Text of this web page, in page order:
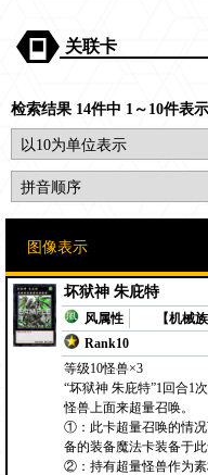
关联卡
检索结果 14件中 1～10件表示
坏狱神 朱庇特
风属性
【机械
Rank10
等级10怪兽×3
“坏狱神 朱庇特”1回合1
怪兽上面来超量召唤。
①：此卡超量召唤的情
备的装备魔法卡装备于此
②：持有超量怪兽作为素